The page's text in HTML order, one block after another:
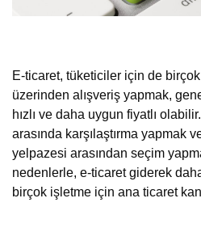
E-ticaret, tüketiciler için de
üzerinden alışveriş yapmak,
hızlı ve daha uygun fiyatlı
arasında karşılaştırma yapmak
yelpazesi arasından seçim
nedenlerle, e-ticaret giderek
birçok işletme için ana ticaret